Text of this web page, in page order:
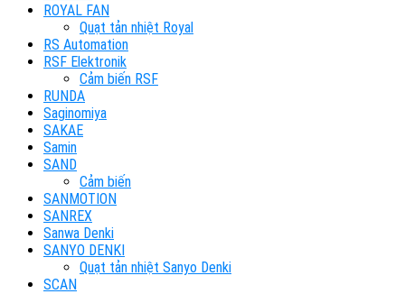
ROYAL FAN
Quạt tản nhiệt Royal
RS Automation
RSF Elektronik
Cảm biến RSF
RUNDA
Saginomiya
SAKAE
Samin
SAND
Cảm biến
SANMOTION
SANREX
Sanwa Denki
SANYO DENKI
Quạt tản nhiệt Sanyo Denki
SCAN